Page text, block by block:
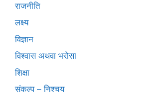
राजनीति
लक्ष्य
विज्ञान
विश्वास अथवा भरोसा
शिक्षा
संकल्प – निश्चय